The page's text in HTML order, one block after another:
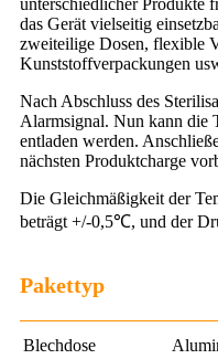
unterschiedlicher Produkte
das Gerät vielseitig
zweiteilige Dosen, flexible
Kunststoffverpackungen
Nach Abschluss des
Alarmsignal. Nun kann die
entladen werden.
nächsten Produktcharge
Die Gleichmäßigkeit der
beträgt +/-0,5℃, und der
Pakettyp
Blechdose